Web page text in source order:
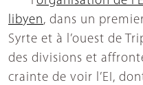
libyen, dans un
Syrte et à l’ouest de
des divisions et
crainte de voir l’EI,